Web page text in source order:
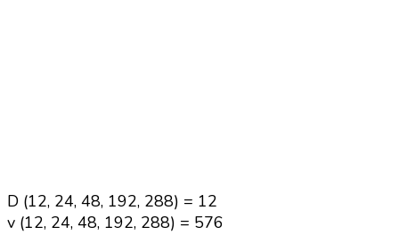
D (12, 24, 48, 192, 288) = 12
v (12, 24, 48, 192, 288) = 576